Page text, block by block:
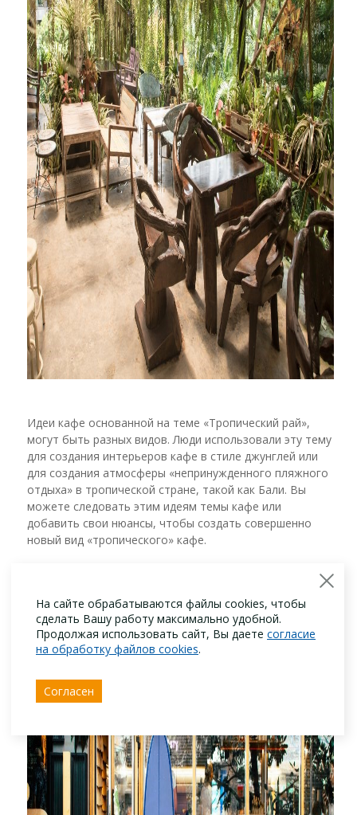
Идеи кафе основанной на теме «Тропический рай»,
могут быть разных видов. Люди использовали эту тему
для создания интерьеров кафе в стиле джунглей или
для создания атмосферы «непринужденного пляжного
отдыха» в тропической стране, такой как Бали. Вы
можете следовать этим идеям темы кафе или
добавить свои нюансы, чтобы создать совершенно
новый вид «тропического» кафе.
На сайте обрабатываются файлы cookies, чтобы
сделать Вашу работу максимально удобной.
Продолжая использовать сайт, Вы даете согласие
на обработку файлов cookies.
Согласен